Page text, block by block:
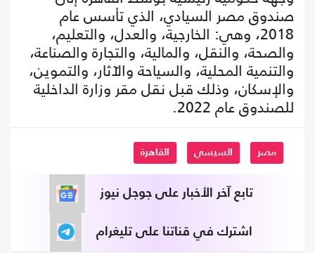
صندوق مصر السيادي، الذي تأسس عام
2018، وهي: الخارجية، والعدل، والتعليم،
والصحة، والنقل، والمالية، والتجارة والصناعة،
والتنمية المحلية، والسياحة والآثار، والتموين،
والإسكان، وذلك قبل نقل مقر وزارة الداخلية
للصندوق عام 2022.
مصر السيسي القاهرة
تابع آخر الأخبار على جوجل نيوز
اشترك في قناتنا على تليغرام